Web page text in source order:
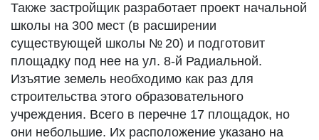
Также застройщик разработает проект начальной
школы на 300 мест (в расширении
существующей школы № 20) и подготовит
площадку под нее на ул. 8-й Радиальной.
Изъятие земель необходимо как раз для
строительства этого образовательного
учреждения. Всего в перечне 17 площадок, но
они небольшие. Их расположение указано на